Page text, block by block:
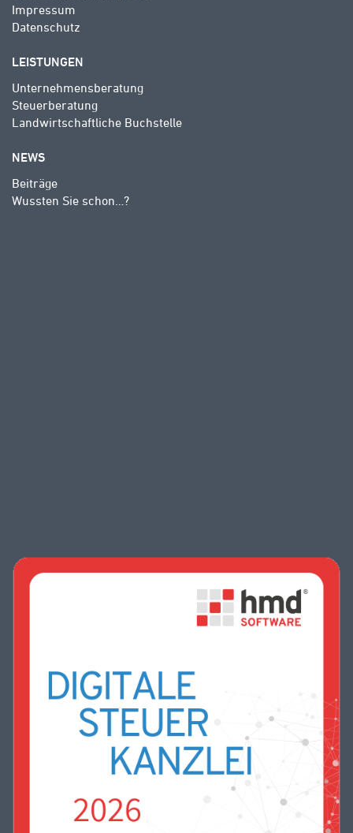
Impressum
Datenschutz
LEISTUNGEN
Unternehmensberatung
Steuerberatung
Landwirtschaftliche Buchstelle
NEWS
Beiträge
Wussten Sie schon…?